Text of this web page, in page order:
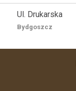
Ul. Drukarska
Bydgoszcz